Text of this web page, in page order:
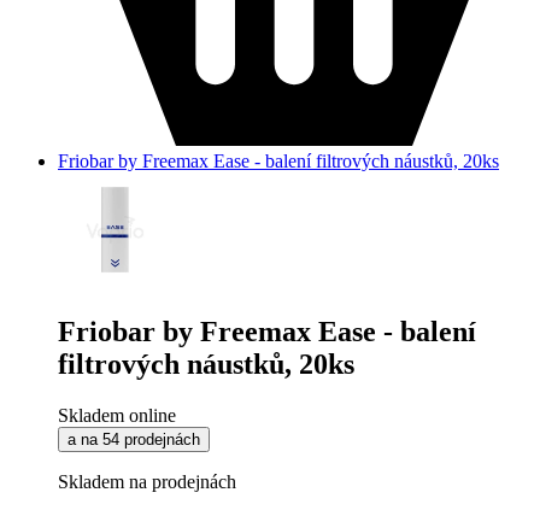
Friobar by Freemax Ease - balení filtrových náustků, 20ks
Friobar by Freemax Ease - balení
filtrových náustků, 20ks
Skladem online
a na 54 prodejnách
Skladem na prodejnách